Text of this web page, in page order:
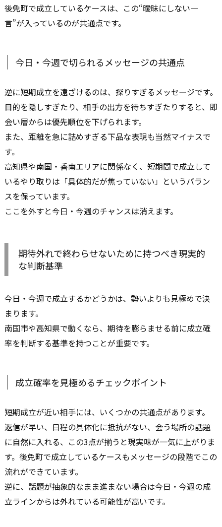
後免町で成立しているケースは、この“曖昧にしない一
言”が入っているのが共通点です。
今日・今週で切られるメッセージの共通点
逆に短期成立を遠ざけるのは、探りすぎるメッセージです。
目的を隠しすぎたり、相手の出方を待ちすぎたりすると、即
会い層からは優先順位を下げられます。
また、距離を急に詰めすぎる下品な表現も当然マイナスで
す。
高知県や南国・香南エリアに関係なく、短期間で成立して
いるやり取りは「具体的だが焦っていない」というバラン
スを保っています。
ここを外すと今日・今週のチャンスは消えます。
期待外れで終わらせないために持つべき現実的
な判断基準
今日・今週で成立するかどうかは、勢いよりも見極めで決
まります。
南国市や高知県で動くなら、期待を膨らませる前に成立確
率を判断する基準を持つことが重要です。
成立確率を見極めるチェックポイント
短期成立が近い相手には、いくつかの共通点があります。
返信が早い、日程の具体化に抵抗がない、会う場所の話題
に自然に入れる、この3点が揃うと現実味が一気に上がりま
す。後免町で成立しているケースもメッセージの段階でこの
流れができています。
逆に、話題が抽象的なまま進まない場合は今日・今週の成
立ラインからは外れている可能性が高いです。